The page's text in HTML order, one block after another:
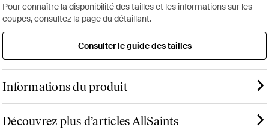
Pour connaître la disponibilité des tailles et les informations sur les
coupes, consultez la page du détaillant.
Consulter le guide des tailles
Informations du produit
Découvrez plus d’articles AllSaints